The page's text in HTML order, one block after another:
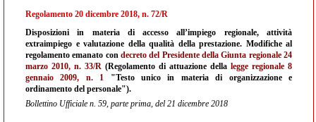
Regolamento 20 dicembre 2018, n. 72/R
Disposizioni in materia di accesso all’impiego regionale, attività
extraimpiego e valutazione della qualità della prestazione. Modifiche al
regolamento emanato con decreto del Presidente della Giunta regionale 24
marzo 2010, n. 33/R (Regolamento di attuazione della legge regionale 8
gennaio 2009, n. 1 "Testo unico in materia di organizzazione e
ordinamento del personale").
Bollettino Ufficiale n. 59, parte prima, del 21 dicembre 2018